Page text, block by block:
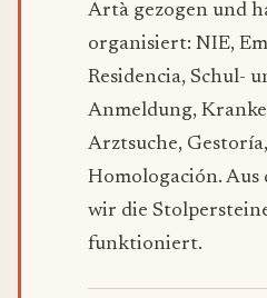
Artà gezogen und
organisiert: NIE,
Residencia, Schul-
Anmeldung,
Arztsuche,
Homologación. Aus
wir die
funktioniert.